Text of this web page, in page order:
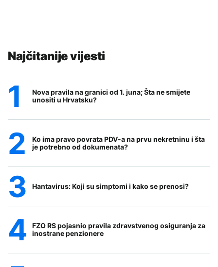
Najčitanije vijesti
Nova pravila na granici od 1. juna; Šta ne smijete
unositi u Hrvatsku?
Ko ima pravo povrata PDV-a na prvu nekretninu i šta
je potrebno od dokumenata?
Hantavirus: Koji su simptomi i kako se prenosi?
FZO RS pojasnio pravila zdravstvenog osiguranja za
inostrane penzionere